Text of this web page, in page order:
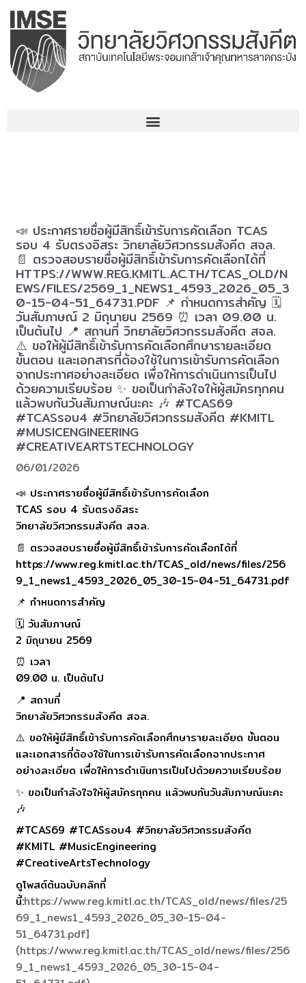
📣 ประกาศรายชื่อผู้มีสิทธิ์เข้ารับการคัดเลือก TCAS
รอบ 4 รับตรงอิสระ วิทยาลัยวิศวกรรมสังคีต สจล.
📄 ตรวจสอบรายชื่อผู้มีสิทธิ์เข้ารับการคัดเลือกได้ที่
HTTPS://WWW.REG.KMITL.AC.TH/TCAS_OLD/N
EWS/FILES/2569_1_NEWS1_4593_2026_05_3
0-15-04-51_64731.PDF 📌 กำหนดการสำคัญ 🗓
วันสัมภาษณ์ 2 มิถุนายน 2569 ⏰ เวลา 09.00 น.
เป็นต้นไป 📍 สถานที่ วิทยาลัยวิศวกรรมสังคีต สจล.
⚠️ ขอให้ผู้มีสิทธิ์เข้ารับการคัดเลือกศึกษารายละเอียด
ขั้นตอน และเอกสารที่ต้องใช้ในการเข้ารับการคัดเลือก
จากประกาศอย่างละเอียด เพื่อให้การดำเนินการเป็นไป
ด้วยความเรียบร้อย ✨ ขอเป็นกำลังใจให้ผู้สมัครทุกคน
แล้วพบกันวันสัมภาษณ์นะคะ 🎶 #TCAS69
#TCASรอบ4 #วิทยาลัยวิศวกรรมสังคีต #KMITL
#MUSICENGINEERING
#CREATIVEARTSTECHNOLOGY
06/01/2026
📣 ประกาศรายชื่อผู้มีสิทธิ์เข้ารับการคัดเลือก
TCAS รอบ 4 รับตรงอิสระ
วิทยาลัยวิศวกรรมสังคีต สจล.
📄 ตรวจสอบรายชื่อผู้มีสิทธิ์เข้ารับการคัดเลือกได้ที่
https://www.reg.kmitl.ac.th/TCAS_old/news/files/256
9_1_news1_4593_2026_05_30-15-04-51_64731.pdf
📌 กำหนดการสำคัญ
🗓 วันสัมภาษณ์
2 มิถุนายน 2569
⏰ เวลา
09.00 น. เป็นต้นไป
📍 สถานที่
วิทยาลัยวิศวกรรมสังคีต สจล.
⚠️ ขอให้ผู้มีสิทธิ์เข้ารับการคัดเลือกศึกษารายละเอียด ขั้นตอน
และเอกสารที่ต้องใช้ในการเข้ารับการคัดเลือกจากประกาศ
อย่างละเอียด เพื่อให้การดำเนินการเป็นไปด้วยความเรียบร้อย
✨ ขอเป็นกำลังใจให้ผู้สมัครทุกคน แล้วพบกันวันสัมภาษณ์นะคะ
🎶
#TCAS69 #TCASรอบ4 #วิทยาลัยวิศวกรรมสังคีต
#KMITL #MusicEngineering
#CreativeArtsTechnology
ดูโพสต์ต้นฉบับคลิกที่
นี้:https://www.reg.kmitl.ac.th/TCAS_old/news/files/25
69_1_news1_4593_2026_05_30-15-04-
51_64731.pdf]
(https://www.reg.kmitl.ac.th/TCAS_old/news/files/256
9_1_news1_4593_2026_05_30-15-04-